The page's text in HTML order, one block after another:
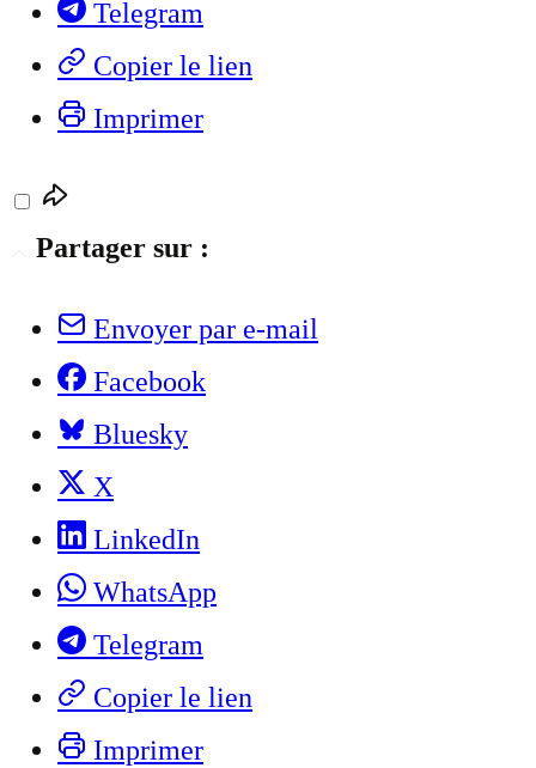
Telegram
Copier le lien
Imprimer
Partager sur :
Envoyer par e-mail
Facebook
Bluesky
X
LinkedIn
WhatsApp
Telegram
Copier le lien
Imprimer